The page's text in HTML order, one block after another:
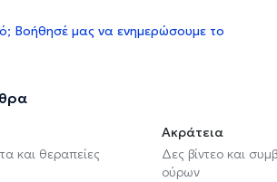
Βοήθησέ μας να ενημερώσουμε το
και θεραπείες
Ακράτεια
Δες βίντεο και
ούρων